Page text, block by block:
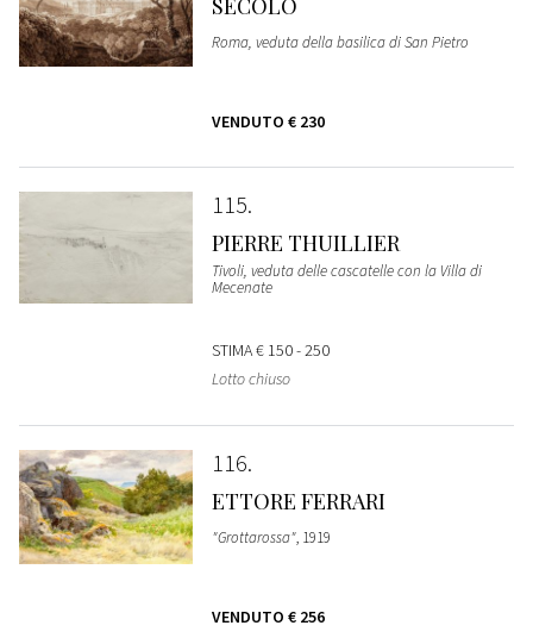
SECOLO
Roma, veduta della basilica di San Pietro
VENDUTO € 230
115
PIERRE THUILLIER
Tivoli, veduta delle cascatelle con la Villa di
Mecenate
STIMA€ 150 - 250
Lotto chiuso
116
ETTORE FERRARI
"Grottarossa", 1919
VENDUTO € 256